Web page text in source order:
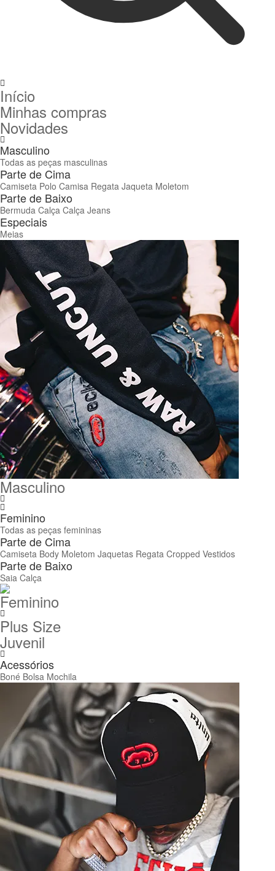
Início
Minhas compras
Novidades
Masculino
Todas as peças masculinas
Parte de Cima
Camiseta Polo Camisa Regata Jaqueta Moletom
Parte de Baixo
Bermuda Calça Calça Jeans
Especiais
Meias
Masculino
Feminino
Todas as peças femininas
Parte de Cima
Camiseta Body Moletom Jaquetas Regata Cropped Vestidos
Parte de Baixo
Saia Calça
Feminino
Plus Size
Juvenil
Acessórios
Boné Bolsa Mochila